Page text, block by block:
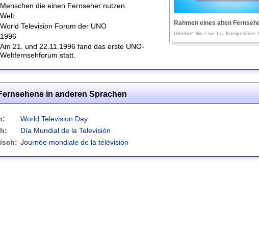
Rahmen eines alten
Urheber: lilie / sxc.hu, Komposition:
Menschen die einen Fernseher nutzen
Welt
World Television Forum der UNO
1996
Am 21. und 22.11.1996 fand das erste UNO-
Weltfernsehforum statt.
in anderen Sprachen
World Television Day
Día Mundial de la Televisión
Journée mondiale de la télévision